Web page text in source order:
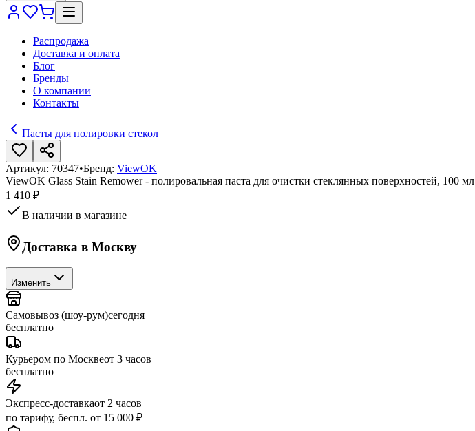
Распродажа
Доставка и оплата
Блог
Бренды
О компании
Контакты
Пасты для полировки стекол
Артикул: 70347•Бренд: ViewOK
ViewOK Glass Stain Remower - полировальная паста для очистки стеклянных поверхностей, 100 мл
1 410 ₽
В наличии в магазине
Доставка в Москву
Изменить
Самовывоз (шоу-рум)сегодня
бесплатно
Курьером по Москвеот 3 часов
бесплатно
Экспресс-доставкаот 2 часов
по тарифу, беспл. от 15 000 ₽